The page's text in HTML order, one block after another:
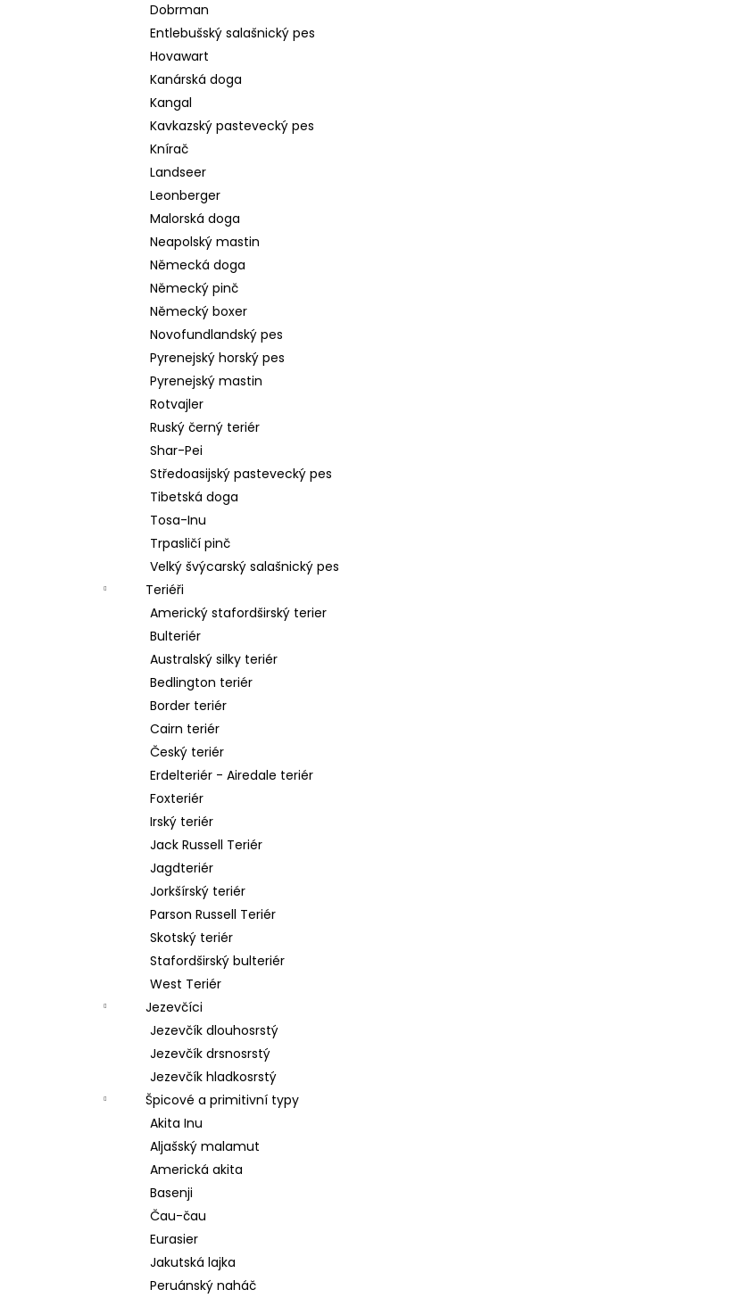
Dobrman
Entlebušský salašnický pes
Hovawart
Kanárská doga
Kangal
Kavkazský pastevecký pes
Knírač
Landseer
Leonberger
Malorská doga
Neapolský mastin
Německá doga
Německý pinč
Německý boxer
Novofundlandský pes
Pyrenejský horský pes
Pyrenejský mastin
Rotvajler
Ruský černý teriér
Shar-Pei
Středoasijský pastevecký pes
Tibetská doga
Tosa-Inu
Trpasličí pinč
Velký švýcarský salašnický pes
Teriéři
Americký stafordširský terier
Bulteriér
Australský silky teriér
Bedlington teriér
Border teriér
Cairn teriér
Český teriér
Erdelteriér - Airedale teriér
Foxteriér
Irský teriér
Jack Russell Teriér
Jagdteriér
Jorkšírský teriér
Parson Russell Teriér
Skotský teriér
Stafordširský bulteriér
West Teriér
Jezevčíci
Jezevčík dlouhosrstý
Jezevčík drsnosrstý
Jezevčík hladkosrstý
Špicové a primitivní typy
Akita Inu
Aljašský malamut
Americká akita
Basenji
Čau-čau
Eurasier
Jakutská lajka
Peruánský naháč